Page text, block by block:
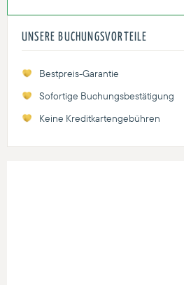
UNSERE BUCHUNGSVORTEILE
Bestpreis-Garantie
Sofortige Buchungsbestätigung
Keine Kreditkartengebühren